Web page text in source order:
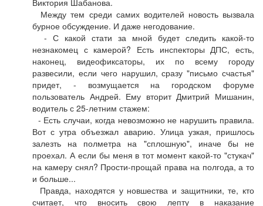
Виктория Шабанова.
Между тем среди самих водителей новость вызвала
бурное обсуждение. И даже негодование.
- С какой стати за мной будет следить какой-то
незнакомец с камерой? Есть инспекторы ДПС, есть,
наконец, видеофиксаторы, их по всему городу
развесили, если чего нарушил, сразу "письмо счастья"
придет, - возмущается на городском форуме
пользователь Андрей. Ему вторит Дмитрий Мишанин,
водитель с 25-летним стажем:
- Есть случаи, когда невозможно не нарушить правила.
Вот с утра объезжал аварию. Улица узкая, пришлось
залезть на полметра на "сплошную", иначе бы не
проехал. А если бы меня в тот момент какой-то "стукач"
на камеру снял? Прости-прощай права на полгода, а то
и больше...
Правда, находятся у новшества и защитники, те, кто
считает, что вносить свою лепту в наказание